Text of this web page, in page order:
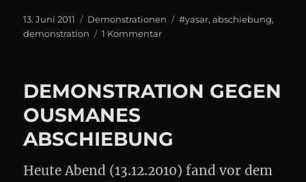
Posted
on
13. Juni 2011 Categories
Demonstrationen Tags
#yasar,abschiebung,
demonstration
1 Kommentarzu
bleiben!
DEMONSTRATION GEGEN
OUSMANES
ABSCHIEBUNG
Heute Abend (13.12.2010) fand vor dem